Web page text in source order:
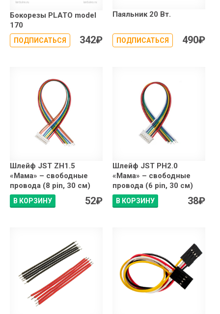
Бокорезы PLATO model
170
ПОДПИСАТЬСЯ 342₽
Паяльник 20 Вт.
ПОДПИСАТЬСЯ 490₽
Шлейф JST ZH1.5
«Мама» – свободные
провода (8 pin, 30 см)
В КОРЗИНУ 52₽
Шлейф JST PH2.0
«Мама» – свободные
провода (6 pin, 30 см)
В КОРЗИНУ 38₽